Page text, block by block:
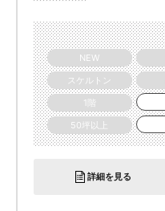
NEW
スケルトン
1階
50坪以上
詳細を見る